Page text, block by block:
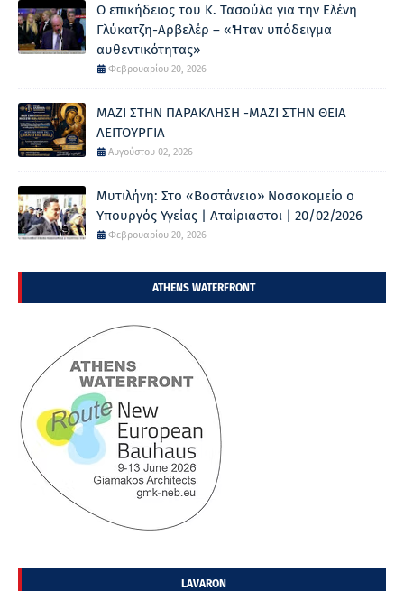
Ο επικήδειος του Κ. Τασούλα για την Ελένη
Γλύκατζη-Αρβελέρ – «Ήταν υπόδειγμα
αυθεντικότητας»
Φεβρουαρίου 20, 2026
ΜΑΖΙ ΣΤΗΝ ΠΑΡΑΚΛΗΣΗ -ΜΑΖΙ ΣΤΗΝ ΘΕΙΑ
ΛΕΙΤΟΥΡΓΙΑ
Αυγούστου 02, 2026
Μυτιλήνη: Στο «Βοστάνειο» Νοσοκομείο ο
Υπουργός Υγείας | Αταίριαστοι | 20/02/2026
Φεβρουαρίου 20, 2026
ATHENS WATERFRONT
LAVARON